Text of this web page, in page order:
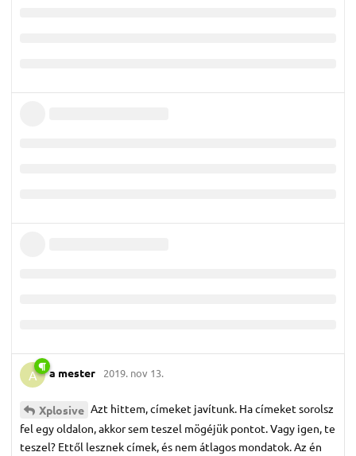
A a mester 2019. nov 13.
Xplosive Azt hittem, címeket javítunk. Ha címeket sorolsz
fel egy oldalon, akkor sem teszel mögéjük pontot. Vagy igen, te
teszel? Ettől lesznek címek, és nem átlagos mondatok. Az én